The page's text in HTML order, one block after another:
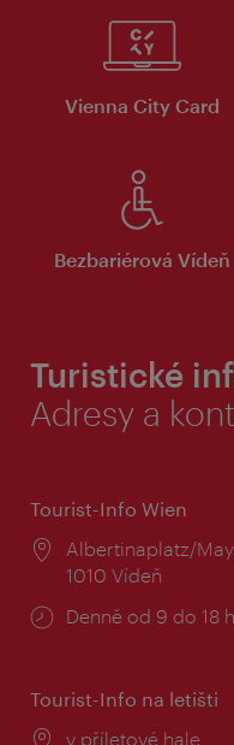
Vienna City Card
Bezbariérová Vídeň
Turistické
Adresy a
Tourist-Info Wien
Místo:
Albertinaplatz/
1010 Vídeň
Provozní
Denně od 9 do 18
Tourist-Info na letišti
Místo:
v příletové hale